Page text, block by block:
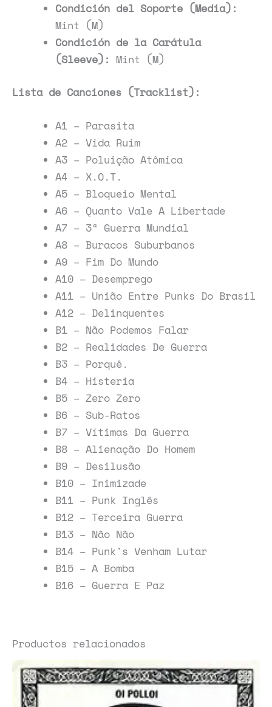
Condición del Soporte (Media):
Mint (M)
Condición de la Carátula
(Sleeve): Mint (M)
Lista de Canciones (Tracklist):
A1 – Parasita
A2 – Vida Ruim
A3 – Poluição Atômica
A4 – X.O.T.
A5 – Bloqueio Mental
A6 – Quanto Vale A Libertade
A7 – 3ª Guerra Mundial
A8 – Buracos Suburbanos
A9 – Fim Do Mundo
A10 – Desemprego
A11 – União Entre Punks Do Brasil
A12 – Delinquentes
B1 – Não Podemos Falar
B2 – Realidades De Guerra
B3 – Porquê.
B4 – Histeria
B5 – Zero Zero
B6 – Sub-Ratos
B7 – Vítimas Da Guerra
B8 – Alienação Do Homem
B9 – Desilusão
B10 – Inimizade
B11 – Punk Inglês
B12 – Terceira Guerra
B13 – Não Não
B14 – Punk's Venham Lutar
B15 – A Bomba
B16 – Guerra E Paz
Productos relacionados